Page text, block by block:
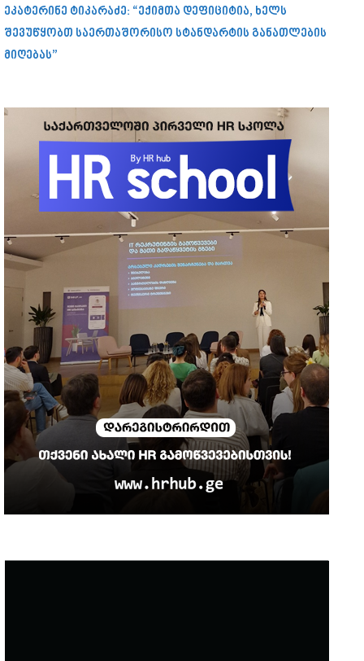
ეკატერინე ტიკარაძე: “ექიმთა დეფიციტია, ხელს
შევუწყობთ საერთაშორისო სტანდარტის განათლების
მიღებას”